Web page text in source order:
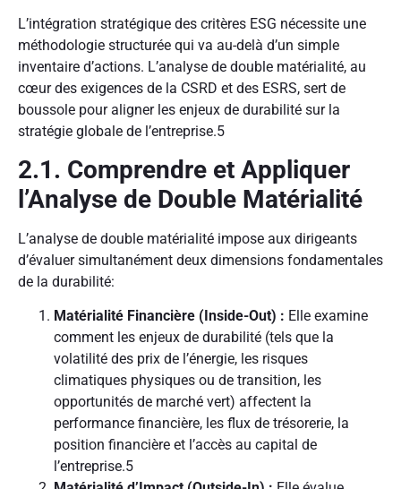
L’intégration stratégique des critères ESG nécessite une
méthodologie structurée qui va au-delà d’un simple
inventaire d’actions. L’analyse de double matérialité, au
cœur des exigences de la CSRD et des ESRS, sert de
boussole pour aligner les enjeux de durabilité sur la
stratégie globale de l’entreprise.5
2.1. Comprendre et Appliquer
l’Analyse de Double Matérialité
L’analyse de double matérialité impose aux dirigeants
d’évaluer simultanément deux dimensions fondamentales
de la durabilité:
Matérialité Financière (Inside-Out) : Elle examine
comment les enjeux de durabilité (tels que la
volatilité des prix de l’énergie, les risques
climatiques physiques ou de transition, les
opportunités de marché vert) affectent la
performance financière, les flux de trésorerie, la
position financière et l’accès au capital de
l’entreprise.5